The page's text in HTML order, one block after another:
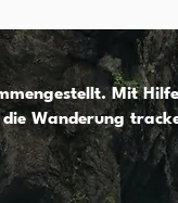
Mit
Wanderung